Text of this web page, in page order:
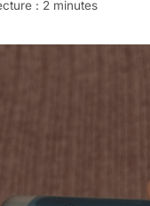
: 2 minutes